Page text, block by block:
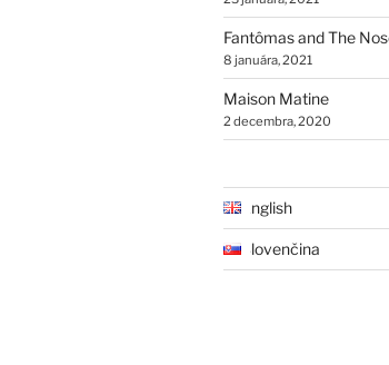
Fantômas and The
8 januára, 2021
Maison Matine
2 decembra, 2020
English
Slovenčina